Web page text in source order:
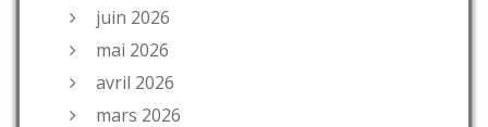
juin 2026
mai 2026
avril 2026
mars 2026